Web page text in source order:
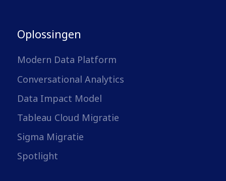
Oplossingen
Modern Data Platform
Conversational Analytics
Data Impact Model
Tableau Cloud Migratie
Sigma Migratie
Spotlight